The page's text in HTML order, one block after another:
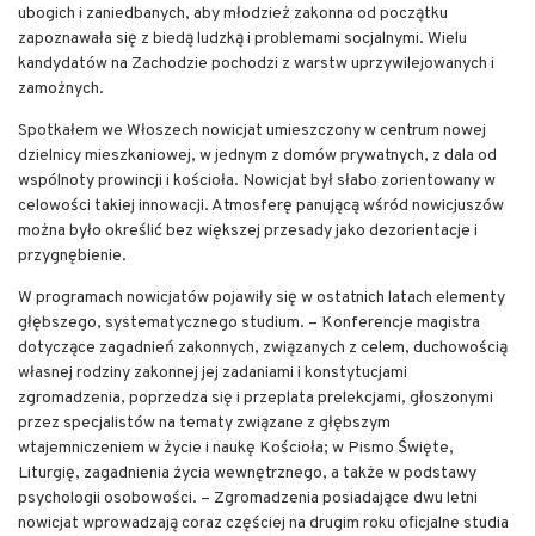
ubogich i zaniedbanych, aby młodzież zakonna od początku
zapoznawała się z biedą ludzką i problemami socjalnymi. Wielu
kandydatów na Zachodzie pochodzi z warstw uprzywilejowanych i
zamożnych.
Spotkałem we Włoszech nowicjat umieszczony w centrum nowej
dzielnicy mieszkaniowej, w jednym z domów prywatnych, z dala od
wspólnoty prowincji i kościoła. Nowicjat był słabo zorientowany w
celowości takiej innowacji. Atmosferę panującą wśród nowicjuszów
można było określić bez większej przesady jako dezorientacje i
przygnębienie.
W programach nowicjatów pojawiły się w ostatnich latach elementy
głębszego, systematycznego studium. – Konferencje magistra
dotyczące zagadnień zakonnych, związanych z celem, duchowością
własnej rodziny zakonnej jej zadaniami i konstytucjami
zgromadzenia, poprzedza się i przeplata prelekcjami, głoszonymi
przez specjalistów na tematy związane z głębszym
wtajemniczeniem w życie i naukę Kościoła; w Pismo Święte,
Liturgię, zagadnienia życia wewnętrznego, a także w podstawy
psychologii osobowości. – Zgromadzenia posiadające dwu letni
nowicjat wprowadzają coraz częściej na drugim roku oficjalne studia